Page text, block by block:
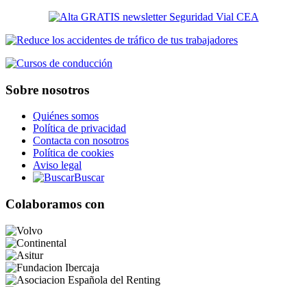
Sobre nosotros
Quiénes somos
Política de privacidad
Contacta con nosotros
Política de cookies
Aviso legal
Buscar
Colaboramos con